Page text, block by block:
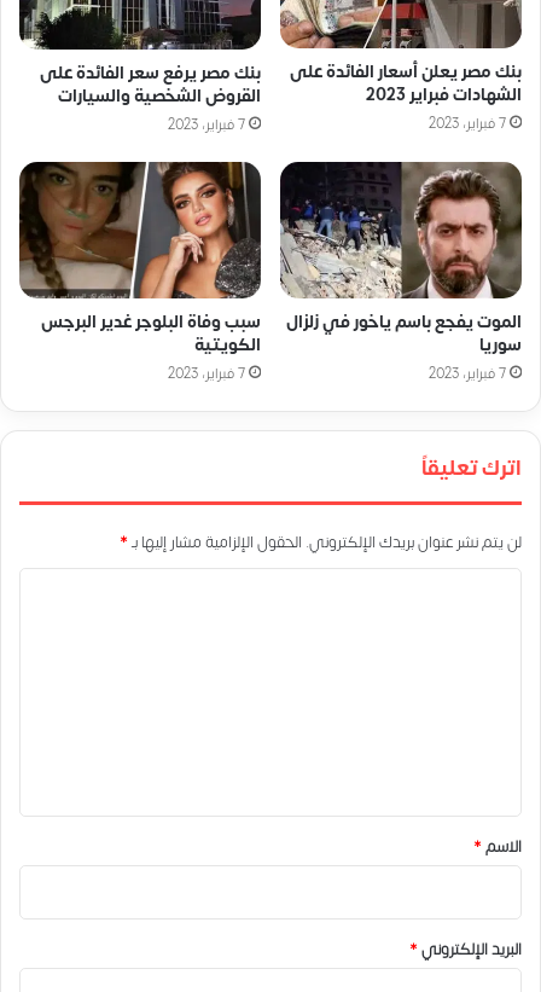
بنك مصر يعلن أسعار الفائدة على
الشهادات فبراير 2023
7 فبراير، 2023
بنك مصر يرفع سعر الفائدة على
القروض الشخصية والسيارات
7 فبراير، 2023
الموت يفجع باسم ياخور في زلزال
سوريا
7 فبراير، 2023
سبب وفاة البلوجر غدير البرجس
الكويتية
7 فبراير، 2023
اترك تعليقاً
لن يتم نشر عنوان بريدك الإلكتروني. الحقول الإلزامية مشار إليها بـ*
*
الاسم*
البريد الإلكتروني*